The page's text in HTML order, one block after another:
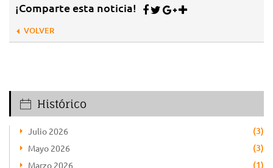
¡Comparte esta noticia!
VOLVER
Histórico
Julio 2026 (3)
Mayo 2026 (3)
Marzo 2026 (1)